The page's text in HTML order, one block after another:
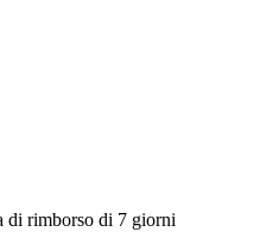
di rimborso di 7 giorni